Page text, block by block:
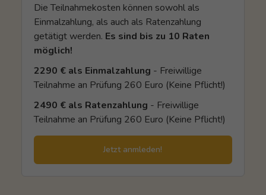
Die Teilnahmekosten können sowohl als
Einmalzahlung, als auch als Ratenzahlung
getätigt werden. Es sind bis zu 10 Raten
möglich!
2290 € als Einmalzahlung - Freiwillige
Teilnahme an Prüfung 260 Euro (Keine Pflicht!)
2490 € als Ratenzahlung - Freiwillige
Teilnahme an Prüfung 260 Euro (Keine Pflicht!)
Jetzt anmleden!